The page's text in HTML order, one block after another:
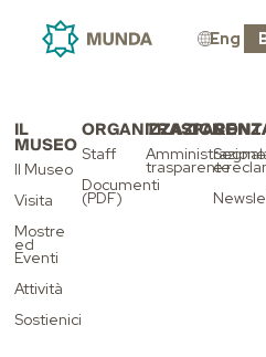
Eng
APERTURE
IL
MUSEO
Il Museo
Visita
Mostre
ed
Eventi
Attività
Sostienici
ORGANIZZAZIONE
Staff
Documenti
(PDF)
Amministrazione
trasparente
e